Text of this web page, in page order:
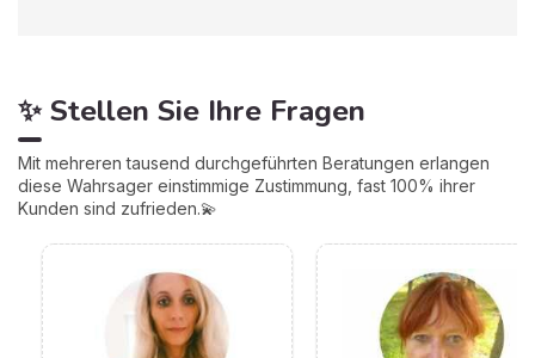
✨ Stellen Sie Ihre Fragen
Mit mehreren tausend durchgeführten Beratungen erlangen
diese Wahrsager einstimmige Zustimmung, fast 100% ihrer
Kunden sind zufrieden.💫